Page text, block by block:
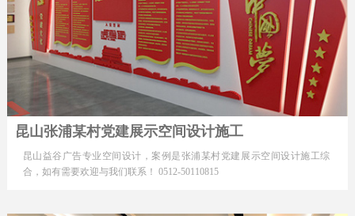
昆山张浦某村党建展示空间设计施工
昆山益谷广告专业空间设计，案例是张浦某村党建展示空间设计施工综
合，如有需要欢迎与我们联系！ 0512-50110815